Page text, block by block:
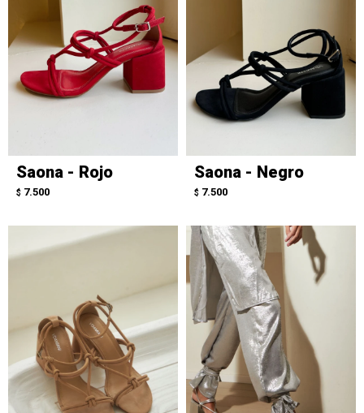
Saona - Rojo
$ 7.500
Saona - Negro
$ 7.500